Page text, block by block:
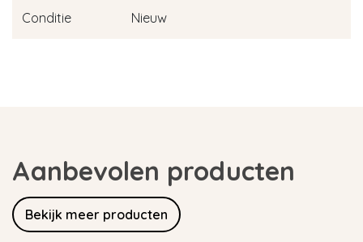
Conditie Nieuw
Aanbevolen producten
Bekijk meer producten